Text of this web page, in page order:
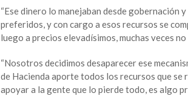
“Ese dinero lo manejaban desde gobernación
preferidos, y con cargo a esos recursos se
luego a precios elevadísimos, muchas veces
“Nosotros decidimos desaparecer ese
de Hacienda aporte todos los recursos que
apoyar a la gente que lo pierde todo, es algo